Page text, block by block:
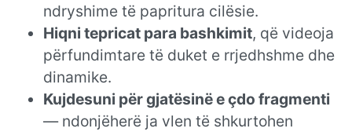
ndryshime të papritura cilësie.
Hiqni tepricat para bashkimit, që videoja
përfundimtare të duket e rrjedhshme dhe
dinamike.
Kujdesuni për gjatësinë e çdo fragmenti
— ndonjëherë ja vlen të shkurtohen